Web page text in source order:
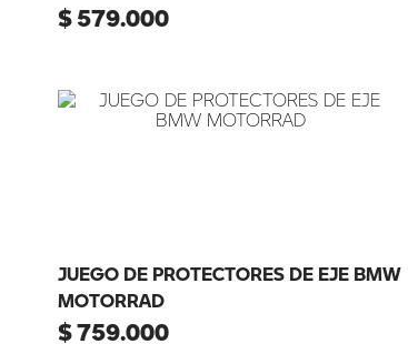
$579.000
JUEGO DE PROTECTORES DE EJE BMW
MOTORRAD
$759.000